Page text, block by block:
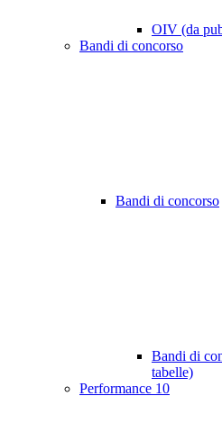
OIV (da
Bandi di concorso
Bandi di concorso
Bandi di
tabelle)
Performance 10